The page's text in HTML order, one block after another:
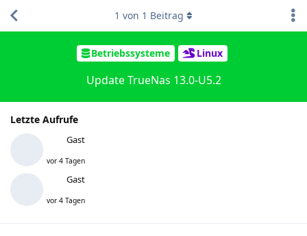
Betriebssysteme Linux
Update TrueNas 13.0-U5.2
Letzte Aufrufe
Gast
vor 4 Tagen
Gast
vor 4 Tagen
1 von 1 Beitrag